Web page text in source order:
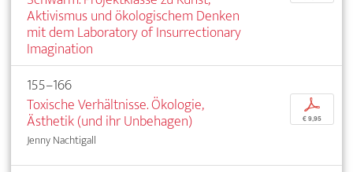
Aktivismus und ökologischem Denken
mit dem Laboratory of Insurrectionary
Imagination
155–166
Toxische Verhältnisse. Ökologie,
Ästhetik (und ihr Unbehagen)
Jenny Nachtigall
p
€ 9,95